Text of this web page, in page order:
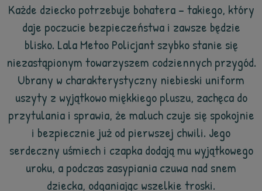
Każde dziecko potrzebuje bohatera – takiego, który
daje poczucie bezpieczeństwa i zawsze będzie
blisko. Lala Metoo Policjant szybko stanie się
niezastąpionym towarzyszem codziennych przygód.
Ubrany w charakterystyczny niebieski uniform
uszyty z wyjątkowo miękkiego pluszu, zachęca do
przytulania i sprawia, że maluch czuje się spokojnie
i bezpiecznie już od pierwszej chwili. Jego
serdeczny uśmiech i czapka dodają mu wyjątkowego
uroku, a podczas zasypiania czuwa nad snem
dziecka, odganiając wszelkie troski.